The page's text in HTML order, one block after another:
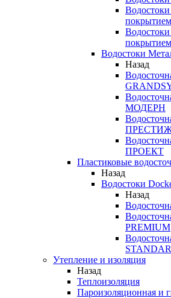
Водостоки
Назад
МОДЕРН
ПРОЕКТ
Пластиковые
Назад
Водостоки
Назад
PREMIUM
Утепление и изоляция
Назад
Теплоизоляция
Пароизоляционная и